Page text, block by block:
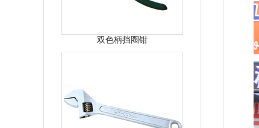
双色柄挡圈钳